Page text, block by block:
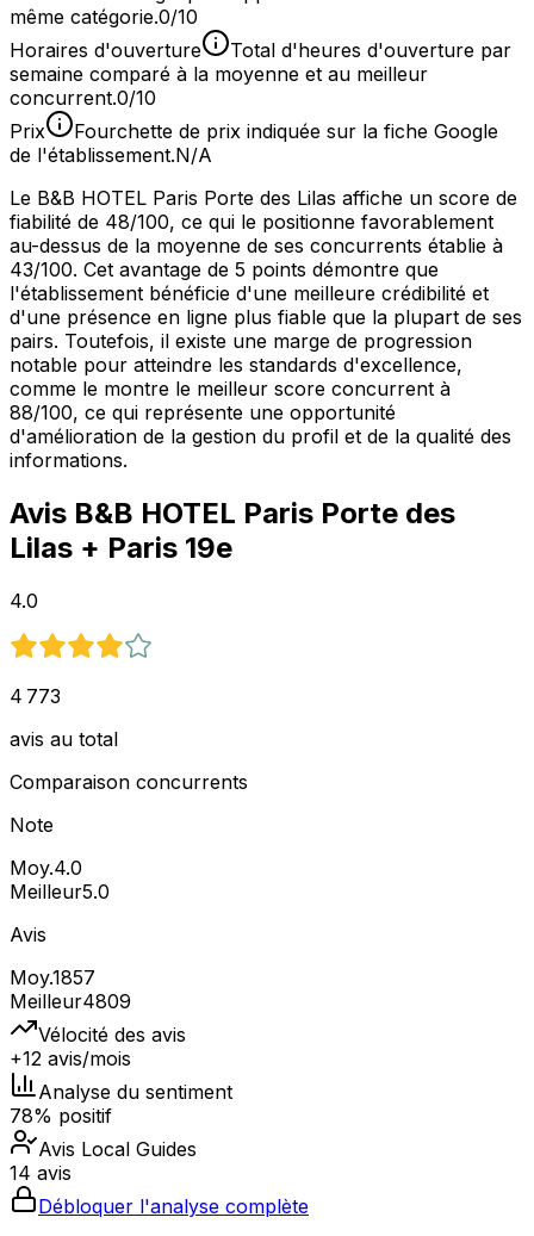
même catégorie.0/10
Horaires d'ouverture
Total d'heures d'ouverture par
semaine comparé à la moyenne et au meilleur
concurrent.0/10
Prix
Fourchette de prix indiquée sur la fiche Google
de l'établissement.N/A
Le B&B HOTEL Paris Porte des Lilas affiche un score de
fiabilité de 48/100, ce qui le positionne favorablement
au-dessus de la moyenne de ses concurrents établie à
43/100. Cet avantage de 5 points démontre que
l'établissement bénéficie d'une meilleure crédibilité et
d'une présence en ligne plus fiable que la plupart de ses
pairs. Toutefois, il existe une marge de progression
notable pour atteindre les standards d'excellence,
comme le montre le meilleur score concurrent à
88/100, ce qui représente une opportunité
d'amélioration de la gestion du profil et de la qualité des
informations.
Avis B&B HOTEL Paris Porte des
Lilas + Paris 19e
4.0
4 773
avis au total
Comparaison concurrents
Note
Moy.4.0
Meilleur5.0
Avis
Moy.1857
Meilleur4809
Vélocité des avis
+12 avis/mois
Analyse du sentiment
78% positif
Avis Local Guides
14 avis
Débloquer l'analyse complète